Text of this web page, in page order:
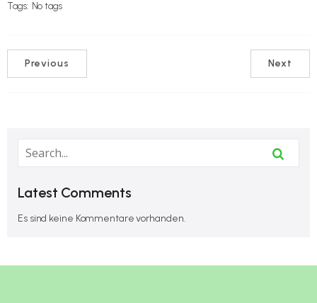
Tags: No tags
Previous Next
Latest Comments
Es sind keine Kommentare vorhanden.